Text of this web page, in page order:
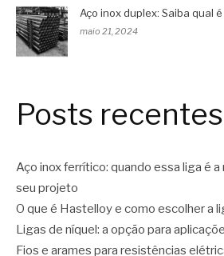
Aço inox duplex: Saiba qual
maio 21, 2024
Posts recentes
Aço inox ferrítico: quando essa liga é
seu projeto
O que é Hastelloy e como escolher a
Ligas de níquel: a opção para
Fios e arames para resistências